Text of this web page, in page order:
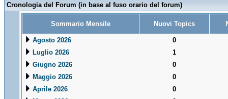
Cronologia del Forum (in base al fuso orario del forum)
Sommario Mensile Nuovi Topics
Agosto 2026
0
Luglio 2026
1
Giugno 2026
0
Maggio 2026
0
Aprile 2026
0